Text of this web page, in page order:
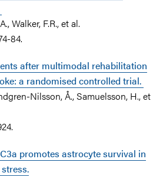
Walker, F.R., et al.
84.
after multimodal rehabilitation
a randomised controlled trial.
Nilsson, Å., Samuelsson, H., et
promotes astrocyte survival in